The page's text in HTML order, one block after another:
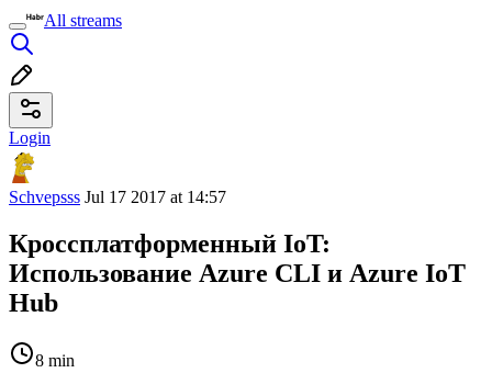
All streams
Login
Schvepsss Jul 17 2017 at 14:57
Кроссплатформенный IoT:
Использование Azure CLI и Azure IoT
Hub
8 min